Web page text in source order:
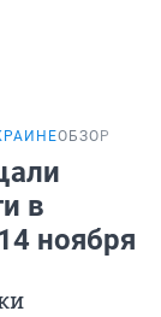
ОБЗОР
в
ноября